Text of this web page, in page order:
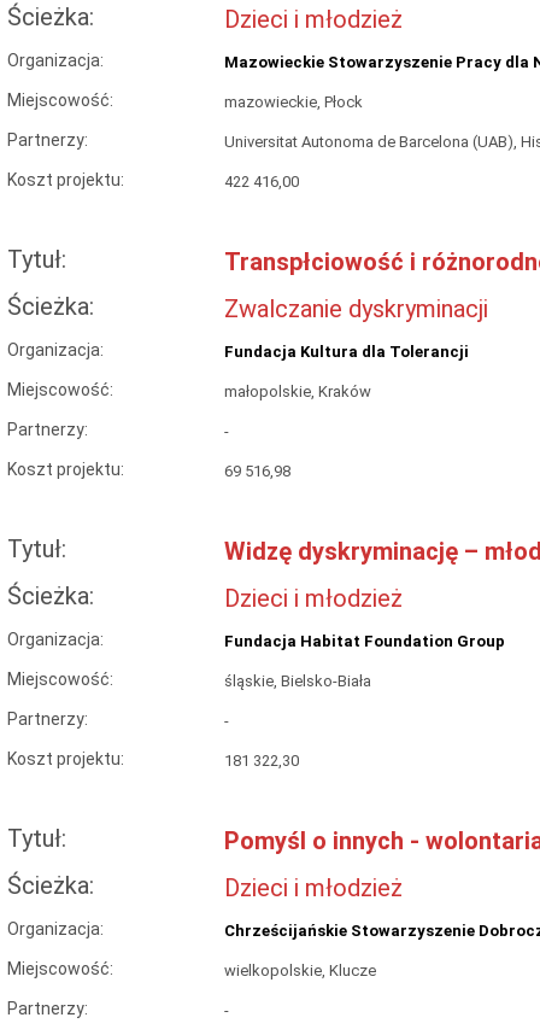
Ścieżka:
Dzieci i młodzież
Organizacja: Mazowieckie Stowarzyszenie Pracy dla
Miejscowość: mazowieckie, Płock
Partnerzy: Universitat Autonoma de Barcelona (UAB),
Koszt projektu: 422 416,00
Tytuł:
Transpłciowość i
Ścieżka:
Zwalczanie dyskryminacji
Organizacja: Fundacja Kultura dla Tolerancji
Miejscowość: małopolskie, Kraków
Partnerzy: -
Koszt projektu: 69 516,98
Tytuł:
Widzę dyskryminację –
Ścieżka:
Dzieci i młodzież
Organizacja: Fundacja Habitat Foundation Group
Miejscowość: śląskie, Bielsko-Biała
Partnerzy: -
Koszt projektu: 181 322,30
Tytuł:
Pomyśl o innych -
Ścieżka:
Dzieci i młodzież
Organizacja: Chrześcijańskie Stowarzyszenie
Miejscowość: wielkopolskie, Klucze
Partnerzy: -